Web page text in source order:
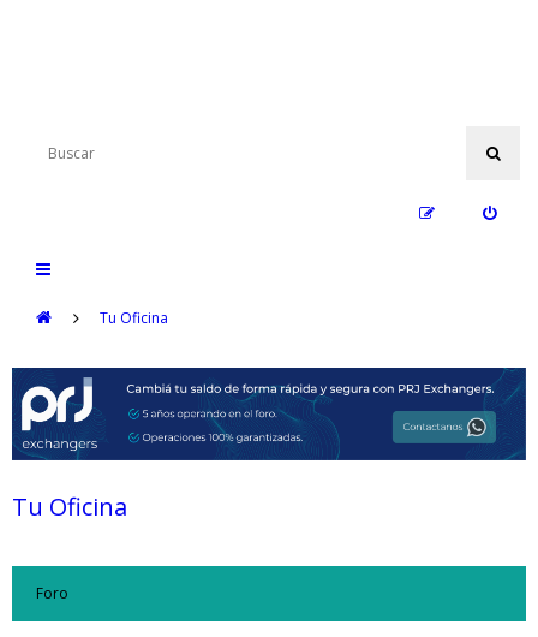
Tu Oficina
Tu Oficina
Foro